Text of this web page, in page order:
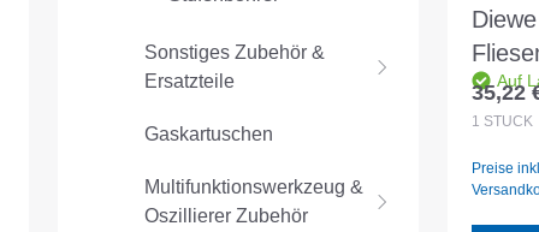
Sonstiges Zubehör &
Ersatzteile
Gaskartuschen
Multifunktionswerkzeug &
Oszillierer Zubehör
Diewe
gold
Auf
35,22
1 STÜCK
Preise